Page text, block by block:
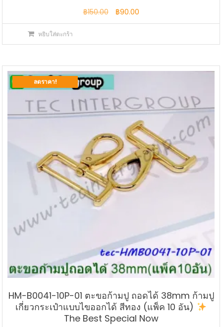
฿150.00
Original
price
฿90.00Current
price
หยิบใส่ตะกร้า
ลดราคา!
HM-B0041-10P-01 ตะขอก้ามปู ถอดได้ 38mm ก้ามปู
เกี่ยวกระเป๋าแบบไขออกได้ สีทอง (แพ็ค 10 อัน)
The Best Special Now